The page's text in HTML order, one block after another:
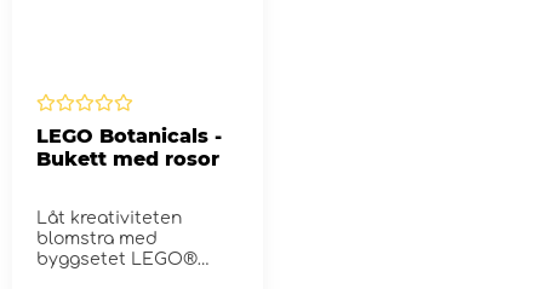
LEGO Botanicals -
Bukett med rosor
Låt kreativiteten
blomstra med
byggsetet LEGO®